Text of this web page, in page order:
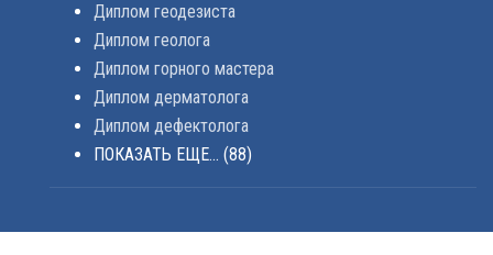
Диплом геодезиста
Диплом геолога
Диплом горного мастера
Диплом дерматолога
Диплом дефектолога
ПОКАЗАТЬ ЕЩЕ... (88)